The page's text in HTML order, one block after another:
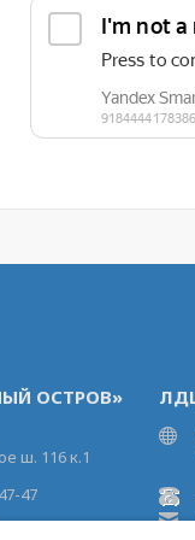
ОСТРОВ»
ш. 116 к.1
47